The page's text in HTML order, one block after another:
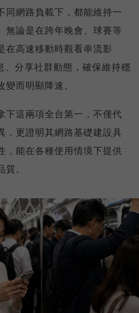
同網路負載下，都能維持一
無論是在跨年晚會、球賽等
在高速移動時觀看串流影
分享社群動態，確保維持穩
而明顯降速。
下這兩項全台第一，不僅代
，更證明其網路基礎建設具
，能在各種使用情境下提供
。